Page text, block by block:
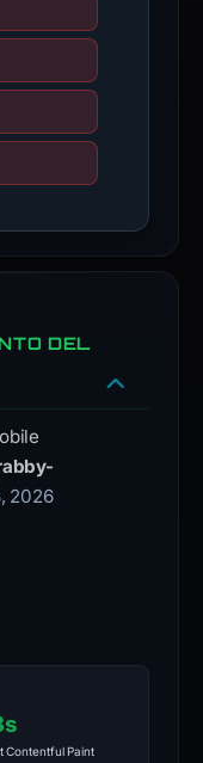
DEL
2026
Contentful Paint